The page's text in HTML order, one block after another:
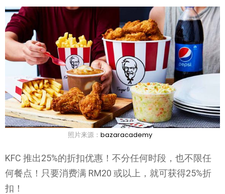
照片来源： bazaracademy
KFC 推出25%的折扣优惠！不分任何时段，也不限任
何餐点！只要消费满 RM20 或以上，就可获得25%折
扣！